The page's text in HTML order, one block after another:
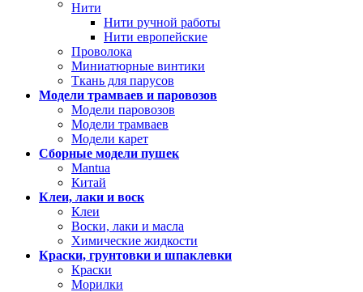
Нити
Нити ручной работы
Нити европейские
Проволока
Миниатюрные винтики
Ткань для парусов
Модели трамваев и паровозов
Модели паровозов
Модели трамваев
Модели карет
Сборные модели пушек
Mantua
Китай
Клеи, лаки и воск
Клеи
Воски, лаки и масла
Химические жидкости
Краски, грунтовки и шпаклевки
Краски
Морилки